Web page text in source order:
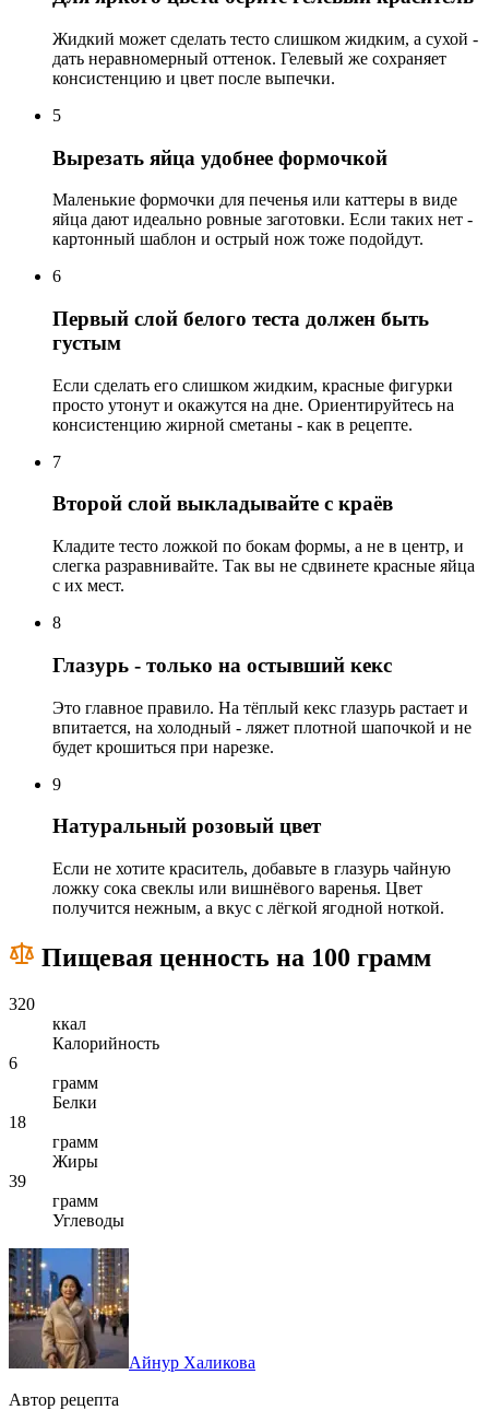
Жидкий может сделать тесто слишком жидким, а сухой -
дать неравномерный оттенок. Гелевый же сохраняет
консистенцию и цвет после выпечки.
5
Вырезать яйца удобнее формочкой
Маленькие формочки для печенья или каттеры в виде
яйца дают идеально ровные заготовки. Если таких нет -
картонный шаблон и острый нож тоже подойдут.
6
Первый слой белого теста должен быть
густым
Если сделать его слишком жидким, красные фигурки
просто утонут и окажутся на дне. Ориентируйтесь на
консистенцию жирной сметаны - как в рецепте.
7
Второй слой выкладывайте с краёв
Кладите тесто ложкой по бокам формы, а не в центр, и
слегка разравнивайте. Так вы не сдвинете красные яйца
с их мест.
8
Глазурь - только на остывший кекс
Это главное правило. На тёплый кекс глазурь растает и
впитается, на холодный - ляжет плотной шапочкой и не
будет крошиться при нарезке.
9
Натуральный розовый цвет
Если не хотите краситель, добавьте в глазурь чайную
ложку сока свеклы или вишнёвого варенья. Цвет
получится нежным, а вкус с лёгкой ягодной ноткой.
Пищевая ценность на 100 грамм
320
ккал
Калорийность
6
грамм
Белки
18
грамм
Жиры
39
грамм
Углеводы
Айнур Халикова
Автор рецепта